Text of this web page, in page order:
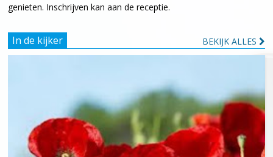
genieten. Inschrijven kan aan de receptie.
In de kijker BEKIJK ALLES